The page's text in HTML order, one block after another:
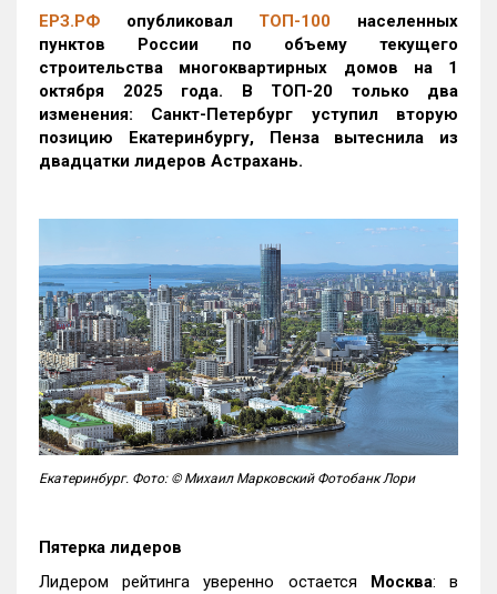
ЕРЗ.РФ опубликовал ТОП-100 населенных
пунктов России по объему текущего
строительства многоквартирных домов на 1
октября 2025 года. В ТОП-20 только два
изменения: Санкт-Петербург уступил вторую
позицию Екатеринбургу, Пенза вытеснила из
двадцатки лидеров Астрахань.
Екатеринбург. Фото: © Михаил Марковский Фотобанк Лори
Пятерка лидеров
Лидером рейтинга уверенно остается Москва: в